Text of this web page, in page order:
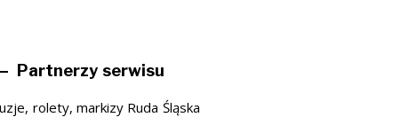
Partnerzy serwisu
rolety, markizy Ruda Śląska